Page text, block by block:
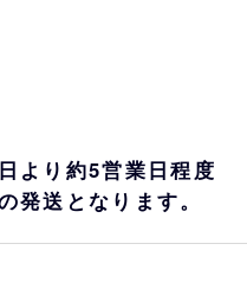
より約5営業日程度
発送となります。